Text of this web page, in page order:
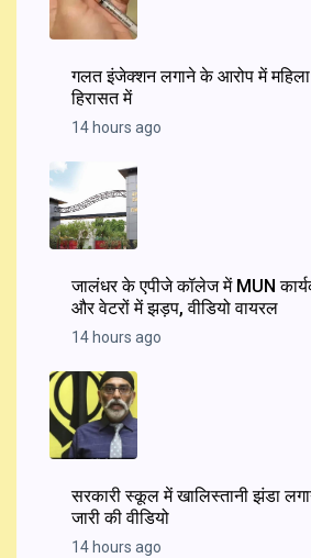
गलत इंजेक्शन लगाने के आरोप में महिला
हिरासत में
14 hours ago
जालंधर के एपीजे कॉलेज में MUN
और वेटरों में झड़प, वीडियो वायरल
14 hours ago
सरकारी स्कूल में खालिस्तानी झंडा
जारी की वीडियो
14 hours ago